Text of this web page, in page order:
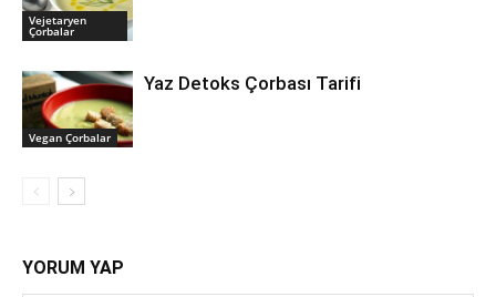
Vejetaryen
Çorbalar
Vegan Çorbalar
Yaz Detoks Çorbası Tarifi
YORUM YAP